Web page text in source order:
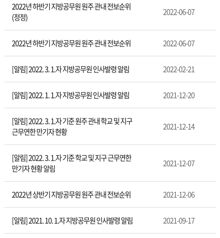
령
2022년 하반기 지방공무원 원주 관내 전보순위
(정정)
2022-06-07
2022년 하반기 지방공무원 원주 관내 전보순위 2022-06-07
[알림] 2022. 3. 1.자 지방공무원 인사발령 알림 2022-02-21
[알림] 2022. 1. 1.자 지방공무원 인사발령 알림 2021-12-20
[알림] 2022. 3. 1.자 기준 원주 관내 학교 및 지구
근무연한 만기자 현황
2021-12-14
[알림] 2022. 3. 1.자 기준 학교 및 지구 근무연한
만기자 현황 알림
2021-12-07
2022년 상반기 지방공무원 원주 관내 전보순위 2021-12-06
[알림] 2021. 10. 1.자 지방공무원 인사발령 알림 2021-09-17